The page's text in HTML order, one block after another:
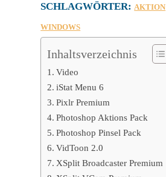
SCHLAGWÖRTER:AKTION
WINDOWS
Inhaltsverzeichnis
Video
iStat Menu 6
Pixlr Premium
Photoshop Aktions Pack
Photoshop Pinsel Pack
VidToon 2.0
XSplit Broadcaster Premium